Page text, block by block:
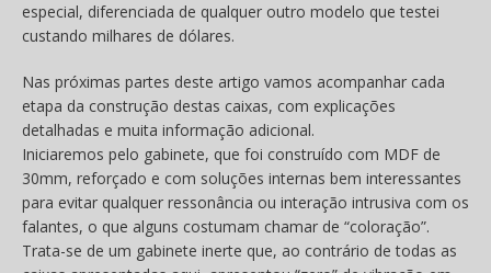
especial, diferenciada de qualquer outro modelo que testei
custando milhares de dólares.
Nas próximas partes deste artigo vamos acompanhar cada
etapa da construção destas caixas, com explicações
detalhadas e muita informação adicional.
Iniciaremos pelo gabinete, que foi construído com MDF de
30mm, reforçado e com soluções internas bem interessantes
para evitar qualquer ressonância ou interação intrusiva com os
falantes, o que alguns costumam chamar de “coloração”.
Trata-se de um gabinete inerte que, ao contrário de todas as